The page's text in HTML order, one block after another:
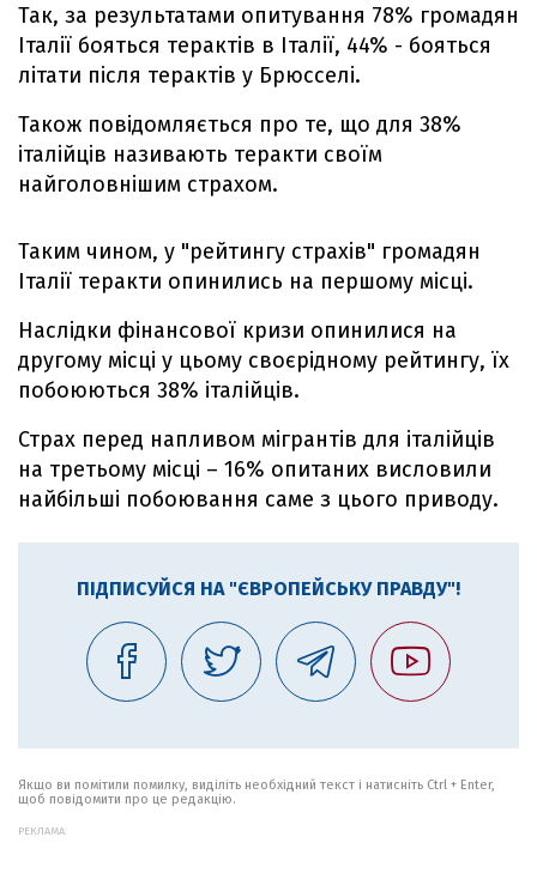
Так, за результатами опитування 78% громадян
Італії бояться терактів в Італії, 44% - бояться
літати після терактів у Брюсселі.
Також повідомляється про те, що для 38%
італійців називають теракти своїм
найголовнішим страхом.
Таким чином, у "рейтингу страхів" громадян
Італії теракти опинились на першому місці.
Наслідки фінансової кризи опинилися на
другому місці у цьому своєрідному рейтингу, їх
побоюються 38% італійців.
Страх перед напливом мігрантів для італійців
на третьому місці – 16% опитаних висловили
найбільші побоювання саме з цього приводу.
ПІДПИСУЙСЯ НА "ЄВРОПЕЙСЬКУ ПРАВДУ"!
Якщо ви помітили помилку, виділіть необхідний текст і натисніть Ctrl + Enter,
щоб повідомити про це редакцію.
РЕКЛАМА: